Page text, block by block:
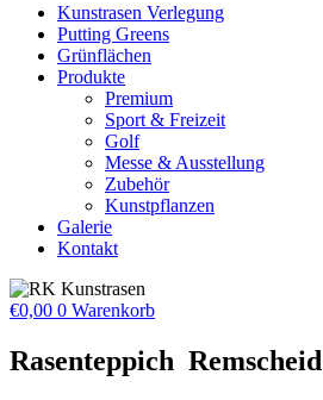
Kunstrasen Verlegung
Putting Greens
Grünflächen
Produkte
Premium
Sport & Freizeit
Golf
Messe & Ausstellung
Zubehör
Kunstpflanzen
Galerie
Kontakt
€0,00 0 Warenkorb
Rasenteppich Remscheid